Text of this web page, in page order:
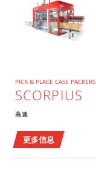
PICK & PLACE CASE PACKERS
SCORPIUS
高速
更多信息